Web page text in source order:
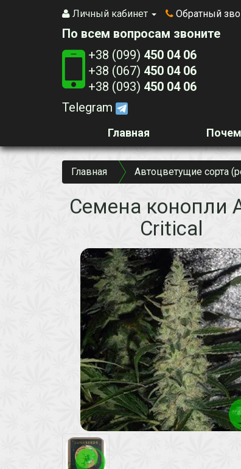
Личный кабинет Обратный
По всем вопросам звоните
+38 (099) 450 04 06
+38 (067) 450 04 06
+38 (093) 450 04 06
Telegram
Главная
Главная Автоцветущие сорта
Семена конопли
Critical